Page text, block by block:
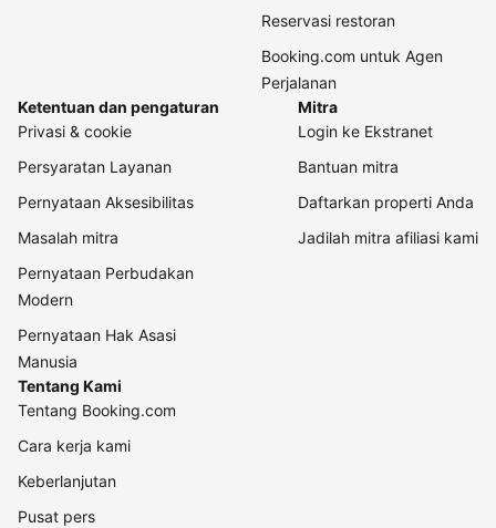
Reservasi restoran
Booking.com untuk Agen
Perjalanan
Ketentuan dan pengaturan
Privasi & cookie
Persyaratan Layanan
Pernyataan Aksesibilitas
Masalah mitra
Pernyataan Perbudakan
Modern
Pernyataan Hak Asasi
Manusia
Mitra
Login ke Ekstranet
Bantuan mitra
Daftarkan properti Anda
Jadilah mitra afiliasi kami
Tentang Kami
Tentang Booking.com
Cara kerja kami
Keberlanjutan
Pusat pers